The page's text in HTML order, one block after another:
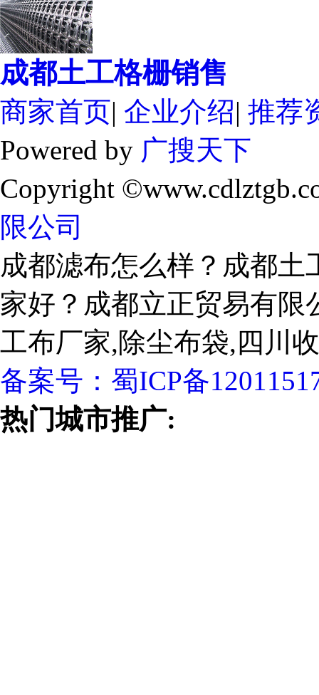
成都土工格栅销售
商家首页| 企业介绍| 推荐
Powered by 广搜天下
Copyright
限公司
成都滤布怎么样？成都
家好？成都立正贸易有
工布厂家,除尘布袋,四川
备案号： 蜀ICP备
热门城市推广: